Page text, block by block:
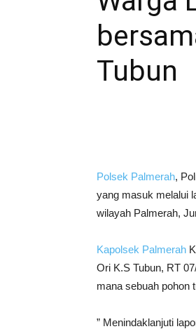
Tubun
Polsek Palmerah,
yang masuk melalui
wilayah Palmerah,
Kapolsek Palmerah
Ori K.S Tubun, RT
mana sebuah pohon
” Menindaklanjuti